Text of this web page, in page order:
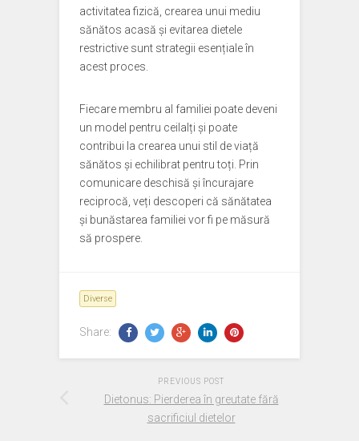
activitatea fizică, crearea unui mediu
sănătos acasă și evitarea dietele
restrictive sunt strategii esențiale în
acest proces.
Fiecare membru al familiei poate deveni
un model pentru ceilalți și poate
contribui la crearea unui stil de viață
sănătos și echilibrat pentru toți. Prin
comunicare deschisă și încurajare
reciprocă, veți descoperi că sănătatea
și bunăstarea familiei vor fi pe măsură
să prospere.
Diverse
Share:
PREVIOUS POST
Dietonus: Pierderea în greutate fără
sacrificiul dietelor